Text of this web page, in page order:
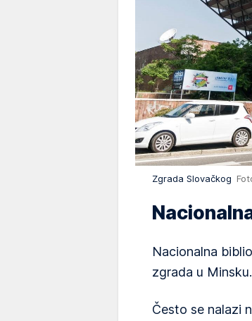
Zgrada Slovačkog
Nacionalna
zgrada u Minsku.
Često se nalazi